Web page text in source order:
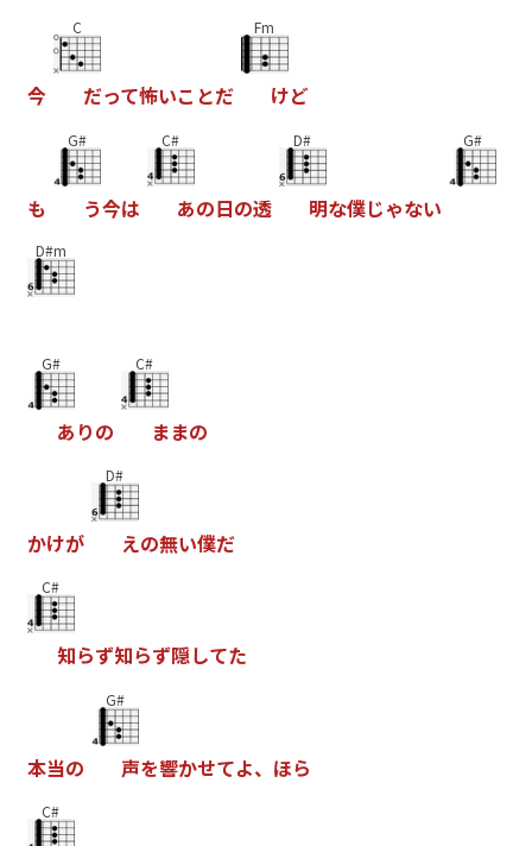
今
C
だって怖いこ とだ
Fm
けど
も
G#
う今は
C#
あの日の透
D#
明な僕じゃない
G#
D#m
G#
あ りの
C#
ままの
かけが
D#
えの無い僕だ
C#
知らず知らず隠してた
本当の
G#
声を響かせてよ、 ほら
C#